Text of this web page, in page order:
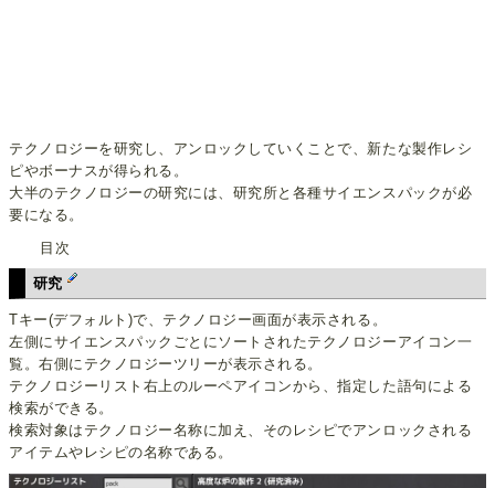
テクノロジーを研究し、アンロックしていくことで、新たな製作レシ
ピやボーナスが得られる。
大半のテクノロジーの研究には、研究所と各種サイエンスパックが必
要になる。
目次
研究
Tキー(デフォルト)で、テクノロジー画面が表示される。
左側にサイエンスパックごとにソートされたテクノロジーアイコン一
覧。右側にテクノロジーツリーが表示される。
テクノロジーリスト右上のルーペアイコンから、指定した語句による
検索ができる。
検索対象はテクノロジー名称に加え、そのレシピでアンロックされる
アイテムやレシピの名称である。